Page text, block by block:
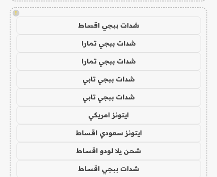
!
شدات ببجي اقساط
شدات ببجي تمارا
شدات ببجي تمارا
شدات ببجي تابي
شدات ببجي تابي
ايتونز امريكي
ايتونز سعودي اقساط
شحن يلا لودو اقساط
شدات ببجي اقساط